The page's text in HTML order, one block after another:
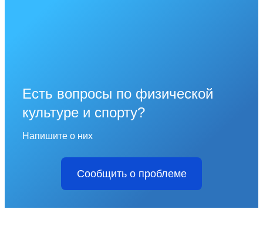
Есть вопросы по физической
культуре и спорту?
Напишите о них
Сообщить о проблеме